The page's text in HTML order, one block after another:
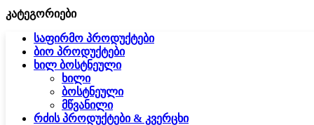
კატეგორიები
საფირმო პროდუქტები
ბიო პროდუქტები
ხილ ბოსტნეული
ხილი
ბოსტნეული
მწვანილი
რძის პროდუქტები & კვერცხი